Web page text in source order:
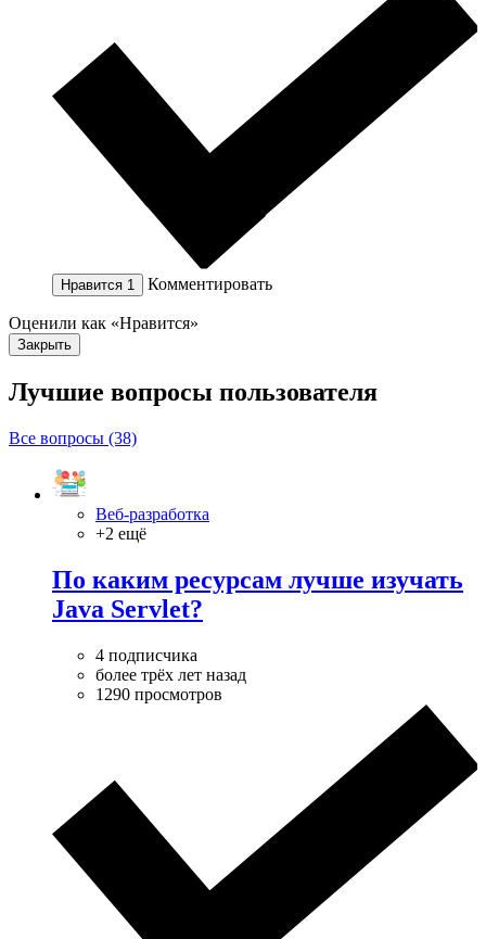
Нравится 1 Комментировать
Оценили как «Нравится»
Закрыть
Лучшие вопросы пользователя
Все вопросы (38)
Веб-разработка
+2 ещё
По каким ресурсам лучше изучать
Java Servlet?
4 подписчика
более трёх лет назад
1290 просмотров